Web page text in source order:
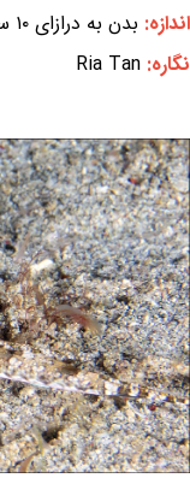
اندازه: بدن به درازای ۱۰ سانتی‌متر
نگاره: Ria Tan